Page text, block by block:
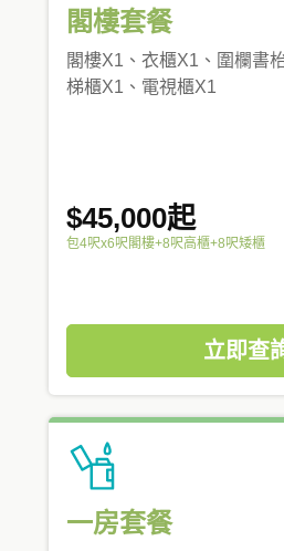
閣樓套餐
閣樓X1、衣櫃X1、圍欄書
梯櫃X1、電視櫃X1
$45,000起
包4呎x6呎閣樓+8呎高櫃+8呎矮櫃
立即查
一房套餐